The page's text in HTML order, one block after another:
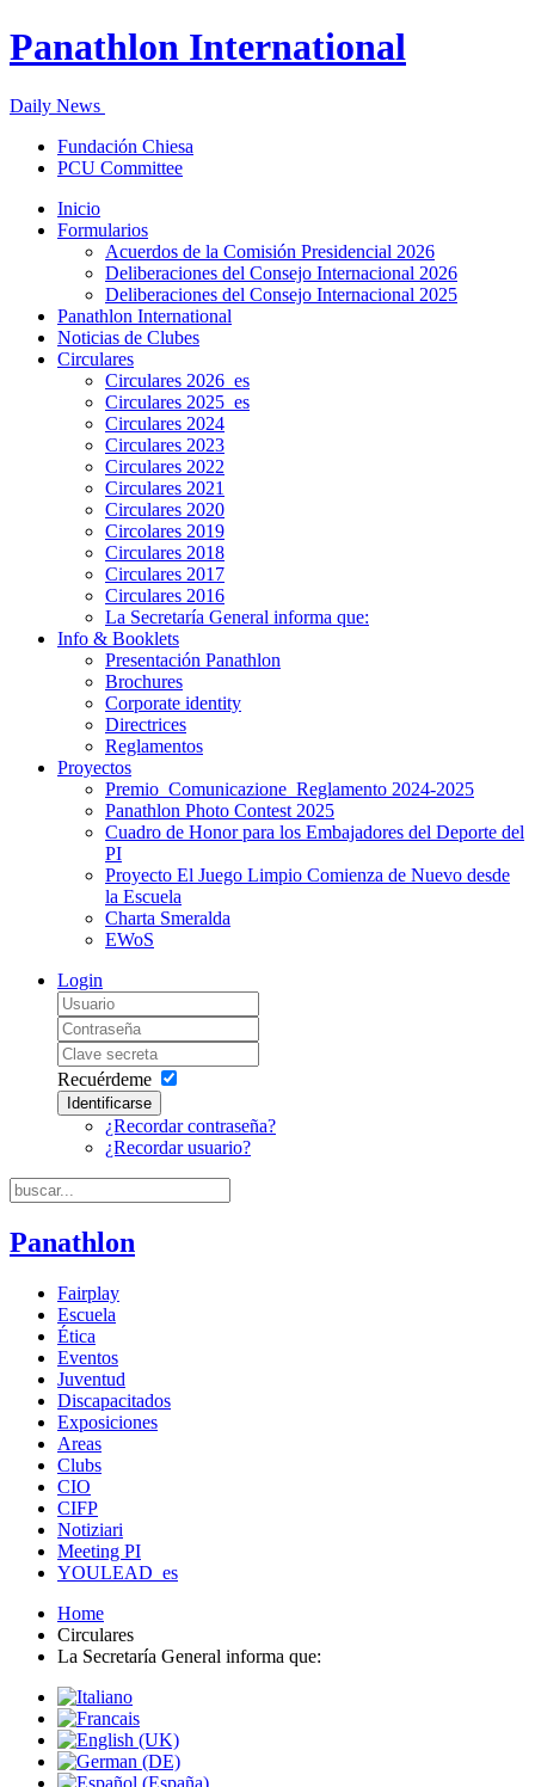
Panathlon International
Daily News
Fundación Chiesa
PCU Committee
Inicio
Formularios
Acuerdos de la Comisión Presidencial 2026
Deliberaciones del Consejo Internacional 2026
Deliberaciones del Consejo Internacional 2025
Panathlon International
Noticias de Clubes
Circulares
Circulares 2026_es
Circulares 2025_es
Circulares 2024
Circulares 2023
Circulares 2022
Circulares 2021
Circulares 2020
Circolares 2019
Circulares 2018
Circulares 2017
Circulares 2016
La Secretaría General informa que:
Info & Booklets
Presentación Panathlon
Brochures
Corporate identity
Directrices
Reglamentos
Proyectos
Premio_Comunicazione_Reglamento 2024-2025
Panathlon Photo Contest 2025
Cuadro de Honor para los Embajadores del Deporte del
PI
Proyecto El Juego Limpio Comienza de Nuevo desde
la Escuela
Charta Smeralda
EWoS
Login
Recuérdeme
Identificarse
¿Recordar contraseña?
¿Recordar usuario?
Panathlon
Fairplay
Escuela
Ética
Eventos
Juventud
Discapacitados
Exposiciones
Areas
Clubs
CIO
CIFP
Notiziari
Meeting PI
YOULEAD_es
Home
Circulares
La Secretaría General informa que: